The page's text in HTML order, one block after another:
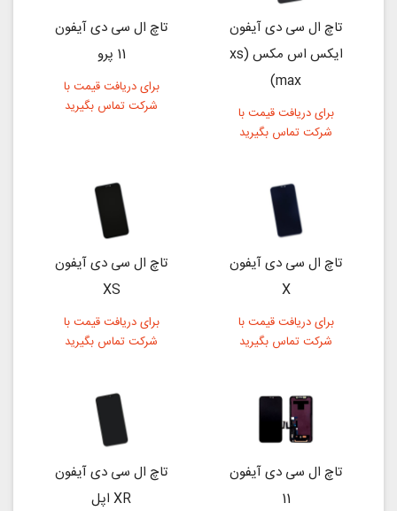
تاچ ال سی دی آیفون
ایکس اس مکس (xs
max)
برای دریافت قیمت با
شرکت تماس بگیرید
تاچ ال سی دی آیفون
11 پرو
برای دریافت قیمت با
شرکت تماس بگیرید
تاچ ال سی دی آیفون
X
برای دریافت قیمت با
شرکت تماس بگیرید
تاچ ال سی دی آیفون
XS
برای دریافت قیمت با
شرکت تماس بگیرید
تاچ ال سی دی آیفون
11
تاچ ال سی دی آیفون
XR اپل